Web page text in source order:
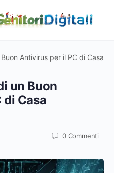
Antivirus per il PC di Casa
un Buon
Casa
0 Commenti